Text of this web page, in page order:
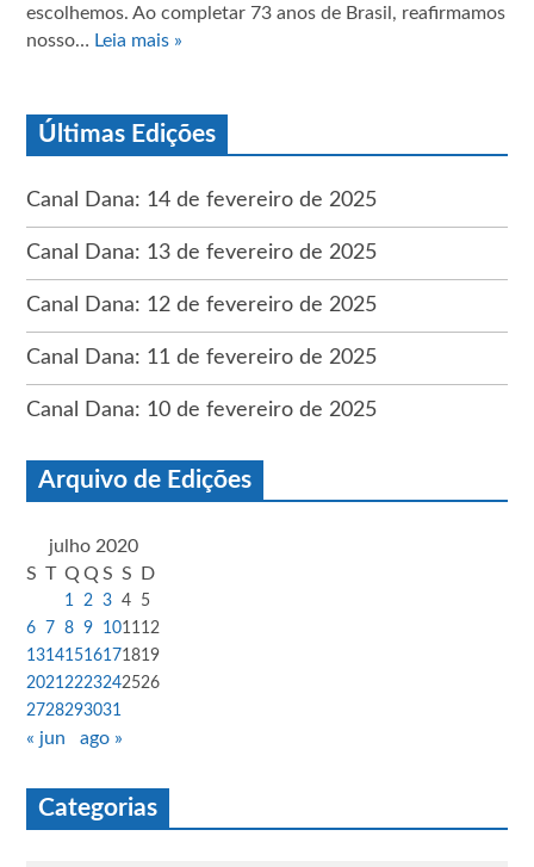
escolhemos. Ao completar 73 anos de Brasil, reafirmamos
nosso… Leia mais »
Últimas Edições
Canal Dana: 14 de fevereiro de 2025
Canal Dana: 13 de fevereiro de 2025
Canal Dana: 12 de fevereiro de 2025
Canal Dana: 11 de fevereiro de 2025
Canal Dana: 10 de fevereiro de 2025
Arquivo de Edições
julho 2020
S T Q Q S S D
1 2 3 4
5
6
7 8 9 1011 12
13141516171819
2021 2223242526
2728293031
« jun ago »
Categorias